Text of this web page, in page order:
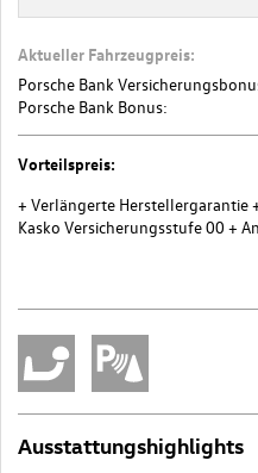
Aktueller Fahrzeugpreis:
Porsche Bank
Porsche Bank Bonus:
Vorteilspreis:
+ Verlängerte Herstellergarantie
Kasko Versicherungsstufe 00 +
Ausstattungshighlights